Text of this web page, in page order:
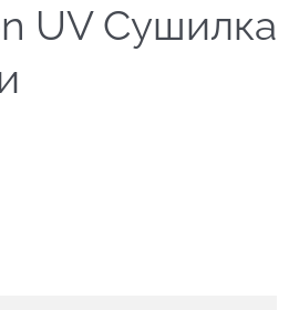
UV Сушилка